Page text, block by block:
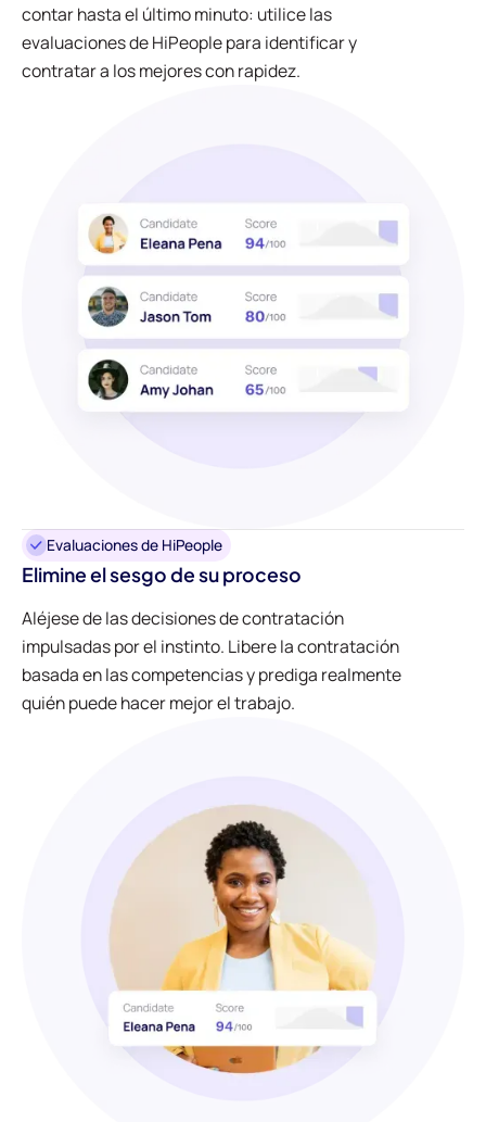
contar hasta el último minuto: utilice las
evaluaciones de HiPeople para identificar y
contratar a los mejores con rapidez.
Evaluaciones de HiPeople
Elimine el sesgo de su proceso
Aléjese de las decisiones de contratación
impulsadas por el instinto. Libere la contratación
basada en las competencias y prediga realmente
quién puede hacer mejor el trabajo.